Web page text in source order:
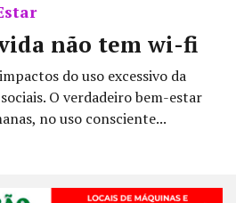
não tem wi-fi
do uso excessivo da
O verdadeiro bem-estar
no uso consciente...